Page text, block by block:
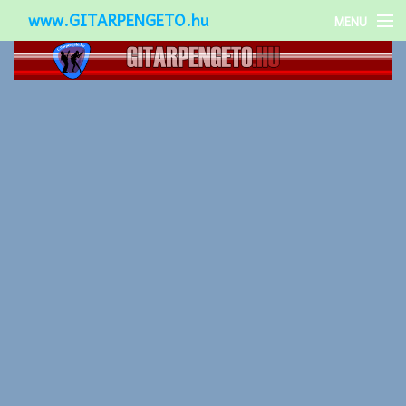
www.GITARPENGETO.hu MENU
Népszerű-